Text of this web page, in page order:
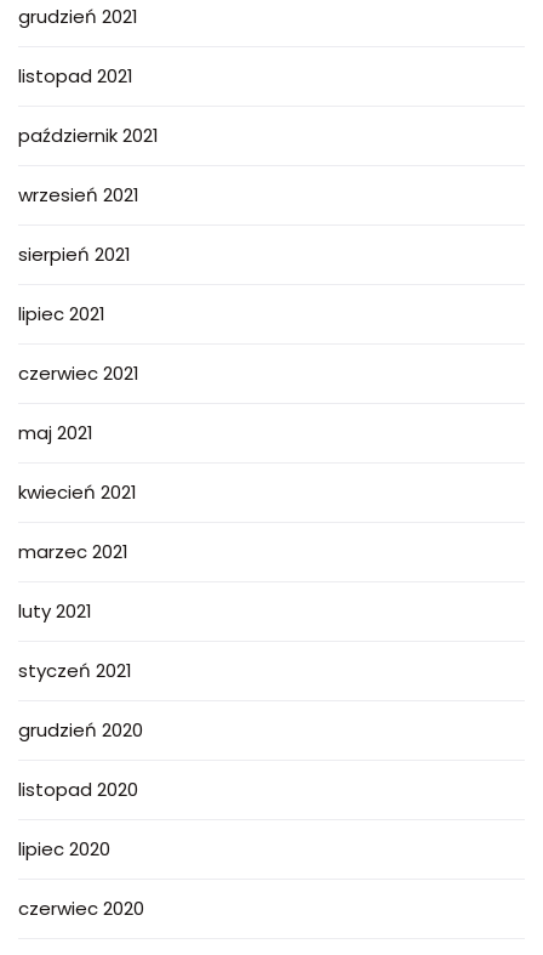
grudzień 2021
listopad 2021
październik 2021
wrzesień 2021
sierpień 2021
lipiec 2021
czerwiec 2021
maj 2021
kwiecień 2021
marzec 2021
luty 2021
styczeń 2021
grudzień 2020
listopad 2020
lipiec 2020
czerwiec 2020